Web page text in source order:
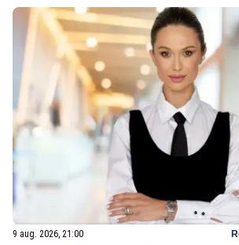
9 aug. 2026, 21:00